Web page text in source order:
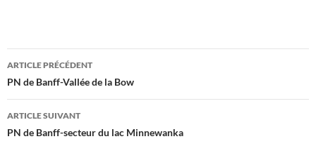
Navigation
des
articles
ARTICLE PRÉCÉDENT
PN de Banff-Vallée de la Bow
ARTICLE SUIVANT
PN de Banff-secteur du lac Minnewanka